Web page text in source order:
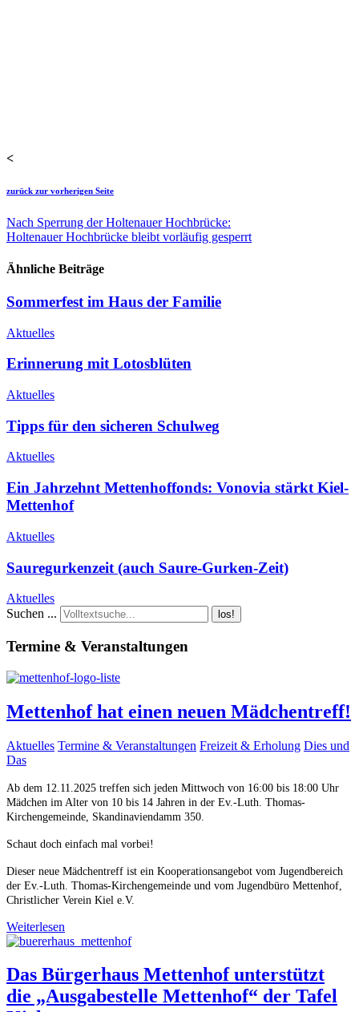
<
zurück zur vorherigen Seite
Nach Sperrung der Holtenauer Hochbrücke:
Holtenauer Hochbrücke bleibt vorläufig gesperrt
Ähnliche Beiträge
Sommerfest im Haus der Familie
Aktuelles
Erinnerung mit Lotosblüten
Aktuelles
Tipps für den sicheren Schulweg
Aktuelles
Ein Jahrzehnt Mettenhoffonds: Vonovia stärkt Kiel-
Mettenhof
Aktuelles
Sauregurkenzeit (auch Saure-Gurken-Zeit)
Aktuelles
Suchen ...
los!
Termine & Veranstaltungen
Mettenhof hat einen neuen Mädchentreff!
Aktuelles Termine & Veranstaltungen Freizeit & Erholung Dies und
Das
Ab dem 12.11.2025 treffen sich jeden Mittwoch von 16:00 bis 18:00 Uhr
Mädchen im Alter von 10 bis 14 Jahren in der Ev.-Luth. Thomas-
Kirchengemeinde, Skandinaviendamm 350.
Schaut doch einfach mal vorbei!
Dieser neue Mädchentreff ist ein Kooperationsangebot vom Jugendbereich
der Ev.-Luth. Thomas-Kirchengemeinde und vom Jugendbüro Mettenhof,
Christlicher Verein Kiel e.V.
Weiterlesen
Das Bürgerhaus Mettenhof unterstützt
die „Ausgabestelle Mettenhof“ der Tafel